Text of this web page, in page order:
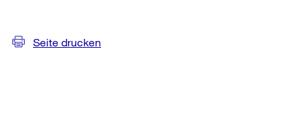
Seite drucken